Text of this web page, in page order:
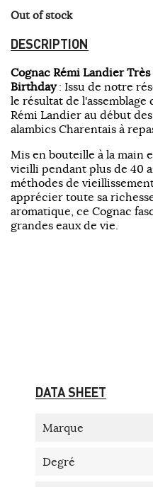
Out of stock
DESCRIPTION
Cognac Rémi Landier
Birthday: Issu de notre
le résultat de
Rémi Landier au début
alambics Charentais à
Mis en bouteille à la main
vieilli pendant plus de 40
méthodes de
apprécier toute sa
aromatique, ce Cognac
grandes eaux de vie.
DATA SHEET
Marque
Degré